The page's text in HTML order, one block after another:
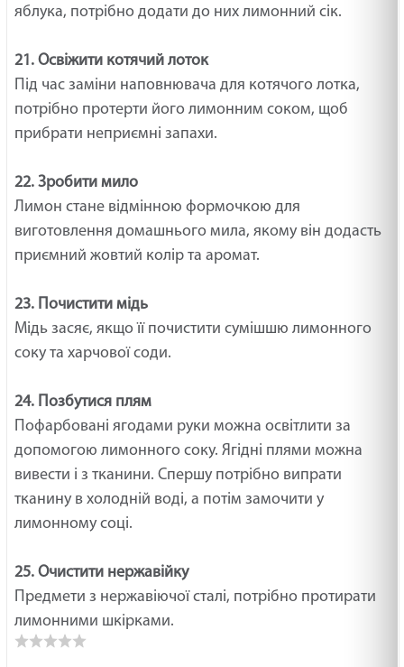
яблука, потрібно додати до них лимонний сік.
21. Освіжити котячий лоток
Під час заміни наповнювача для котячого лотка,
потрібно протерти його лимонним соком, щоб
прибрати неприємні запахи.
22. Зробити мило
Лимон стане відмінною формочкою для
виготовлення домашнього мила, якому він додасть
приємний жовтий колір та аромат.
23. Почистити мідь
Мідь засяє, якщо її почистити сумішшю лимонного
соку та харчової соди.
24. Позбутися плям
Пофарбовані ягодами руки можна освітлити за
допомогою лимонного соку. Ягідні плями можна
вивести і з тканини. Спершу потрібно випрати
тканину в холодній воді, а потім замочити у
лимонному соці.
25. Очистити нержавійку
Предмети з нержавіючої сталі, потрібно протирати
лимонними шкірками.